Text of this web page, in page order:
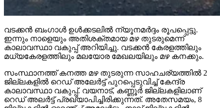
വടക്കന്‍ ബംഗാള്‍ ഉള്‍ക്കടലില്‍ ന്യൂനമര്‍ദ്ദം രൂപപ്പെട്ടു.
ഇന്നും നാളെയും അതിശക്തമായ മഴ തുടരുമെന്ന്
കാലാവസ്ഥാ വകുപ്പ് അറിയിച്ചു. വടക്കന്‍ കേരളത്തിലും
മധ്യകേരളത്തിലും മലയോര മേഖലയിലും മഴ കനക്കും.
സംസ്ഥാനത്ത് കനത്ത മഴ തുടരുന്ന സാഹചര്യത്തില്‍ 2
ജില്ലകളില്‍ റെഡ് അലേര്‍ട്ട് പുറപ്പെടുവിച്ച് കേന്ദ്ര
കാലാവസ്ഥാ വകുപ്പ്. വയനാട്, കണ്ണൂര്‍ ജില്ലകളിലാണ്
റെഡ് അലര്‍ട്ട് പ്രഖ്യാപിച്ചിരിക്കുന്നത്. അതേസമയം, 8